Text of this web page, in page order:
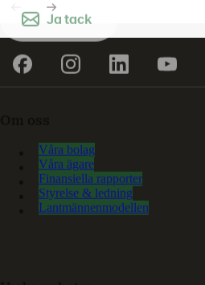
Ja tack
Våra bolag
Våra ägare
Finansiella rapporter
Styrelse & ledning
Lantmännenmodellen